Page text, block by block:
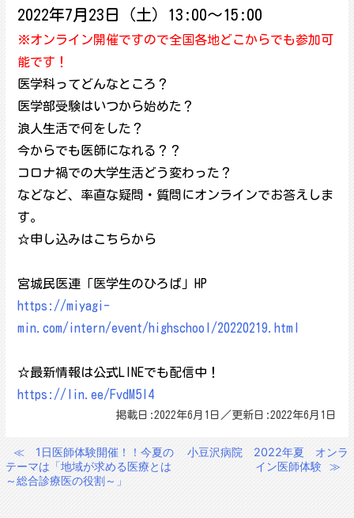
2022年7月23日（土）13:00～15:00
※オンライン開催ですので全国各地どこからでも参加可
能です！
医学科ってどんなところ？
医学部受験はいつから始めた？
浪人生活で何をした？
今からでも医師になれる？？
コロナ禍での大学生活どう変わった？
などなど、率直な疑問・質問にオンラインでお答えしま
す。
☆申し込みはこちらから
宮城民医連「医学生のひろば」HP
https://miyagi-
min.com/intern/event/highschool/20220219.html
☆最新情報は公式LINEでも配信中！
https://lin.ee/FvdM5I4
掲載日:2022年6月1日／更新日:2022年6月1日
投
稿
≪
1日医師体験開催！！今夏の
テーマは「地域が求める医療とは
～総合診療医の役割～」
小豆沢病院 2022年夏 オンラ
イン医師体験
≫